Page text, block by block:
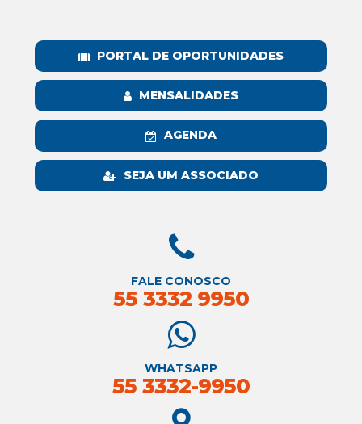
PORTAL DE OPORTUNIDADES
MENSALIDADES
AGENDA
SEJA UM ASSOCIADO
FALE CONOSCO
55 3332 9950
WHATSAPP
55 3332-9950